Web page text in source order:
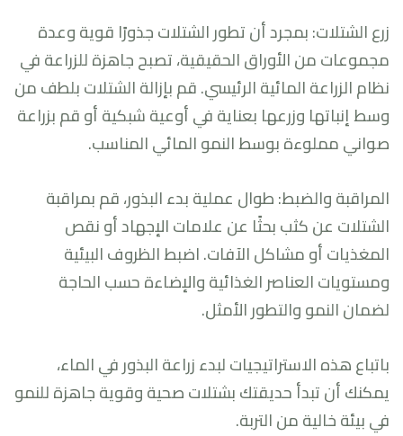
زرع الشتلات: بمجرد أن تطور الشتلات جذورًا قوية وعدة
مجموعات من الأوراق الحقيقية، تصبح جاهزة للزراعة في
نظام الزراعة المائية الرئيسي. قم بإزالة الشتلات بلطف من
وسط إنباتها وزرعها بعناية في أوعية شبكية أو قم بزراعة
صواني مملوءة بوسط النمو المائي المناسب.
المراقبة والضبط: طوال عملية بدء البذور، قم بمراقبة
الشتلات عن كثب بحثًا عن علامات الإجهاد أو نقص
المغذيات أو مشاكل الآفات. اضبط الظروف البيئية
ومستويات العناصر الغذائية والإضاءة حسب الحاجة
لضمان النمو والتطور الأمثل.
باتباع هذه الاستراتيجيات لبدء زراعة البذور في الماء،
يمكنك أن تبدأ حديقتك بشتلات صحية وقوية جاهزة للنمو
في بيئة خالية من التربة.